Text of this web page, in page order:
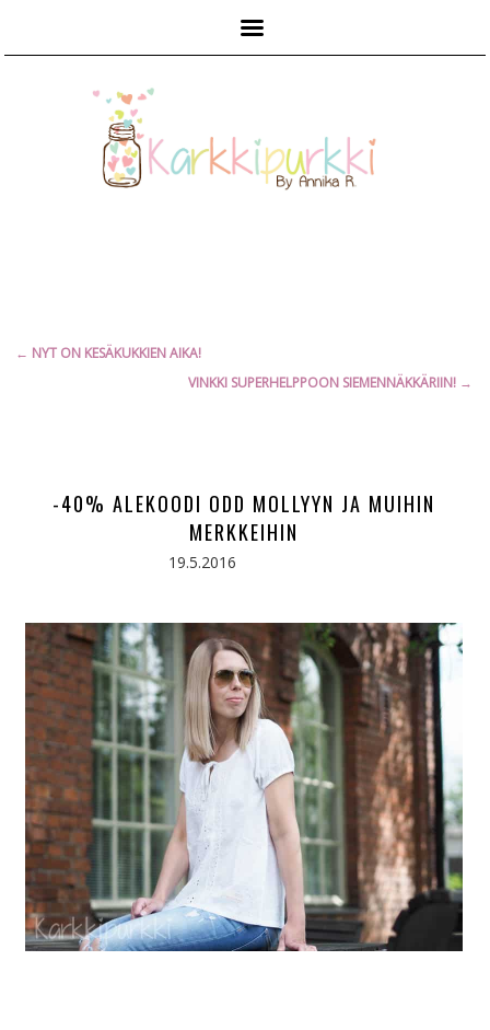
Artikkelien
← NYT ON KESÄKUKKIEN AIKA!
VINKKI SUPERHELPPOON SIEMENNÄKKÄRIIN! →
-40% ALEKOODI ODD MOLLYYN JA MUIHIN
MERKKEIHIN
19.5.2016